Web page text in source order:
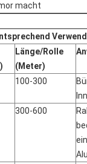
macht
Länge/Rolle
(Meter)
100-300
300-600